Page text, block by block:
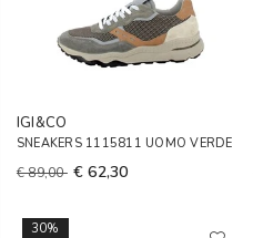
IGI&CO
SNEAKERS 1115811 UOMO VERDE
€ 89,00 € 62,30
30%